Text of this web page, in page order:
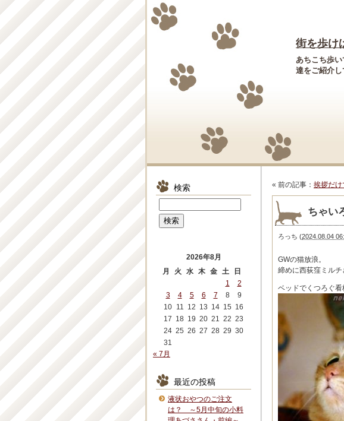
街を歩
あちこち歩
達をご紹介
« 前の記事： 挨拶だ
ちゃい
ろっち (2024.08.04
GWの猫放浪。
締めに西荻窪ミルチ
ベッドでくつろぐ看
検索
2026年8月
月
火 水 木 金 土
日
1
2
3
4 5 6 7 8
9
10 11 12 13 14 15 16
17 18 19 20 21 22 23
24 25 26 27 28 29 30
31
« 7月
最近の投稿
液状おやつのご注文
は？ ～5月中旬の小料